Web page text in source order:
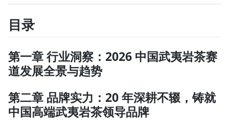
目录
第一章 行业洞察：2026 中国武夷岩茶赛
道发展全景与趋势
第二章 品牌实力：20 年深耕不辍，铸就
中国高端武夷岩茶领导品牌